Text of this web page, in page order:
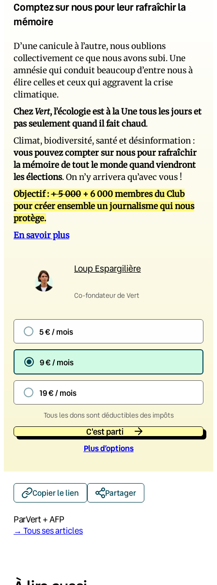
Comptez sur nous pour leur rafraîchir la
mémoire
D’une canicule à l’autre, nous oublions
collectivement ce que nous avons subi. Une
amnésie qui conduit beaucoup d’entre nous à
élire celles et ceux qui aggravent la crise
climatique.
ChezVert, l’écologie est à la Une tous les jours et
pas seulement quand il fait chaud.
Climat, biodiversité, santé et désinformation :
vous pouvez compter sur nous pour rafraîchir
la mémoire de tout le monde quand viendront
les élections. On n’y arrivera qu’avec vous !
Objectif :+ 5 000 + 6 000 membres du Club
pour créer ensemble un journalisme qui nous
protège.
En savoir plus
Loup Espargilière
Co-fondateur de Vert
5 € / mois
9 € / mois
19 € / mois
Tous les dons sont déductibles des impôts
C'est parti
Plus d’options
Copier le lien Partager
ParVert + AFP
→ Tous ses articles